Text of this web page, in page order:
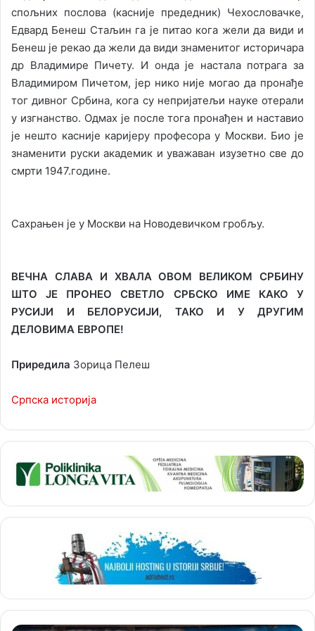
спољних послова (касније предедник) Чехословачке,
Едвард Бенеш Стаљин га је питао кога жели да види и
Бенеш је рекао да жели да види знаменитог историчара
др Владимире Пичету. И онда је настала потрага за
Владимиром Пичетом, јер нико није могао да пронађе
тог дивног Србина, кога су непријатељи науке отерали
у изгнанство. Одмах је после тога пронађен и наставио
је нешто касније каријеру професора у Москви. Био је
знаменити руски академик и уважаван изузетно све до
смрти 1947.године.
Сахрањен је у Москви на Новодевичком гробљу.
ВЕЧНА СЛАВА И ХВАЛА ОВОМ ВЕЛИКОМ СРБИНУ
ШТО ЈЕ ПРОНЕО СВЕТЛО СРБСКО ИМЕ КАКО У
РУСИЈИ И БЕЛОРУСИЈИ, ТАКО И У ДРУГИМ
ДЕЛОВИМА ЕВРОПЕ!
Приредила Зорица Пелеш
Српска историја